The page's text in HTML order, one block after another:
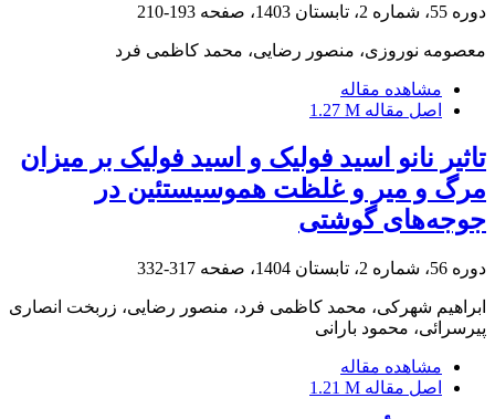
دوره 55، شماره 2، تابستان 1403، صفحه 193-210
معصومه نوروزی، منصور رضایی، محمد کاظمی فرد
مشاهده مقاله
اصل مقاله 1.27 M
تاثیر نانو اسید فولیک و اسید فولیک بر میزان
مرگ و میر و غلظت هموسیستئین در
جوجه‌های گوشتی
دوره 56، شماره 2، تابستان 1404، صفحه 317-332
ابراهیم شهرکی، محمد کاظمی فرد، منصور رضایی، زربخت انصاری
پیرسرائی، محمود بارانی
مشاهده مقاله
اصل مقاله 1.21 M